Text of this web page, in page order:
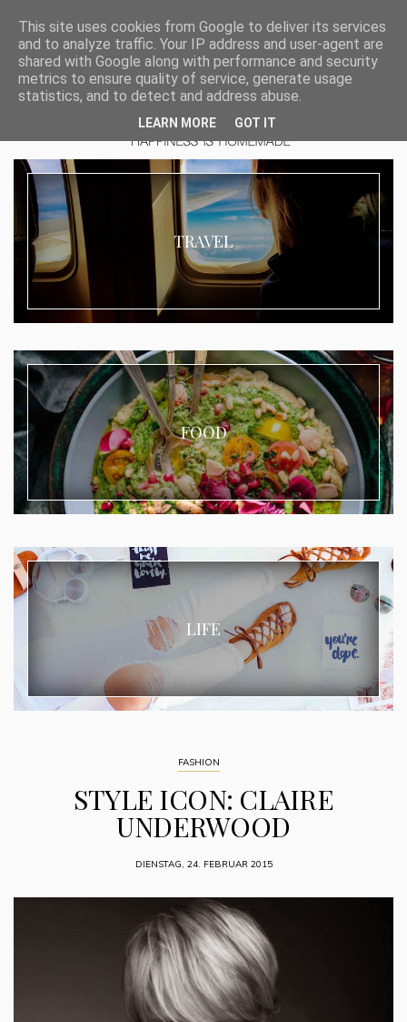
TRAVEL
FOOD
LIFE
FASHION
STYLE ICON: CLAIRE
UNDERWOOD
DIENSTAG, 24. FEBRUAR 2015
This site uses cookies from Google to deliver its services
and to analyze traffic. Your IP address and user-agent are
shared with Google along with performance and security
metrics to ensure quality of service, generate usage
statistics, and to detect and address abuse.
LEARN MORE GOT IT